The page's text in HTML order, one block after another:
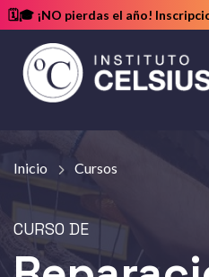
🗓️🎓 ¡NO pierdas el año!
Instituto
Celsius
Inicio Cursos